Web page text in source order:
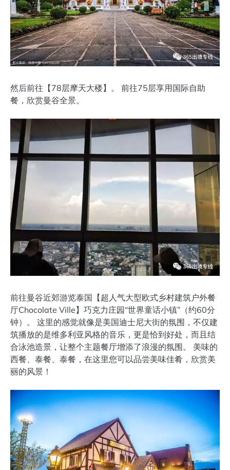
然后前往【78层摩天大楼】。 前往75层享用国际自助
餐，欣赏曼谷全景。
前往曼谷近郊游览泰国【超人气大型欧式乡村建筑户外餐
厅Chocolate Ville】巧克力庄园“世界童话小镇”（约60分
钟）。 这里的感觉就像是美国迪士尼大街的氛围，不仅建
筑播放的是维多利亚风格的音乐，更是恰到好处，而且结
合泳池造景，让整个主题餐厅增添了浪漫的氛围。 美味的
西餐、泰餐、泰餐，在这里您可以品尝美味佳肴，欣赏美
丽的风景！